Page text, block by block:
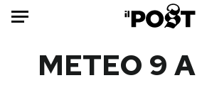
METEO 9